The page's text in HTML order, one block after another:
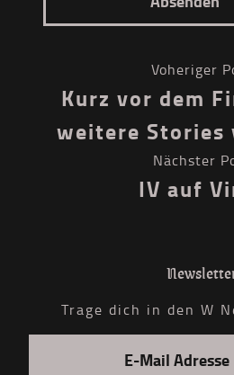
Voheriger
Kurz vor dem
weitere Stories
Nächster
IV auf
Trage dich in den W